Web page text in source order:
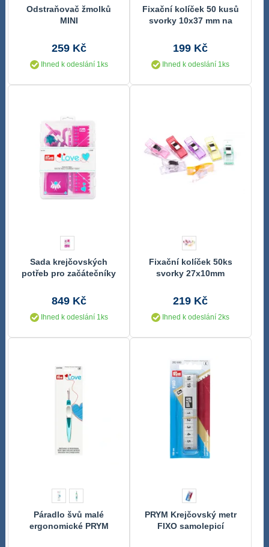
Odstraňovač žmolků
MINI
259 Kč
Ihned k odeslání 1ks
Fixační kolíček 50 kusů
svorky 10x37 mm na
199 Kč
Ihned k odeslání 1ks
Sada krejčovských
potřeb pro začátečníky
849 Kč
Ihned k odeslání 1ks
Fixační kolíček 50ks
svorky 27x10mm
219 Kč
Ihned k odeslání 2ks
Páradlo švů malé
ergonomické PRYM
PRYM Krejčovský metr
FIXO samolepicí